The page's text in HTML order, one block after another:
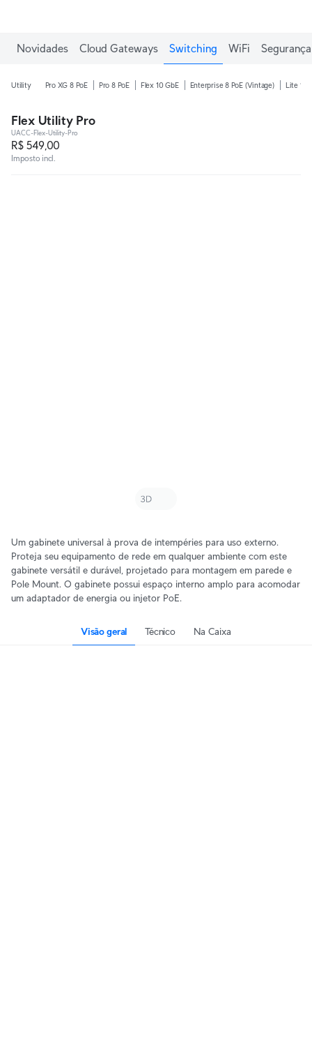
Novidades Cloud Gateways Switching WiFi
Utility Pro XG 8 PoE Pro 8 PoE Flex 10 GbE Enterprise 8 PoE (Vintage) Lite 16
Flex Utility Pro
UACC-Flex-Utility-Pro
R$ 549,00
Imposto incl.
Um gabinete universal à prova de intempéries para uso externo.
Proteja seu equipamento de rede em qualquer ambiente com este
gabinete versátil e durável, projetado para montagem em parede e
Pole Mount. O gabinete possui espaço interno amplo para acomodar
um adaptador de energia ou injetor PoE.
Visão geral Técnico Na Caixa